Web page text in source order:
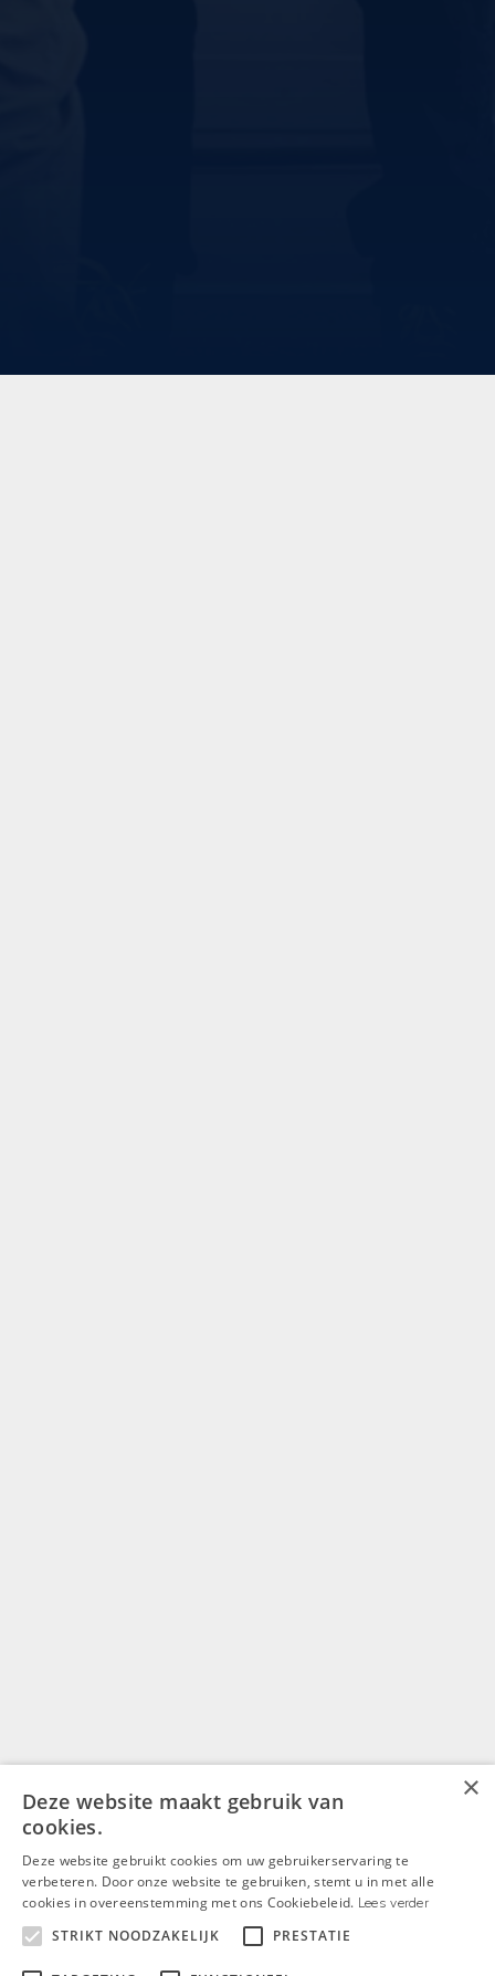
×
Deze website maakt gebruik van
cookies.
Deze website gebruikt cookies om uw gebruikerservaring te
verbeteren. Door onze website te gebruiken, stemt u in met alle
cookies in overeenstemming met ons Cookiebeleid. Lees verder
STRIKT NOODZAKELIJK PRESTATIE